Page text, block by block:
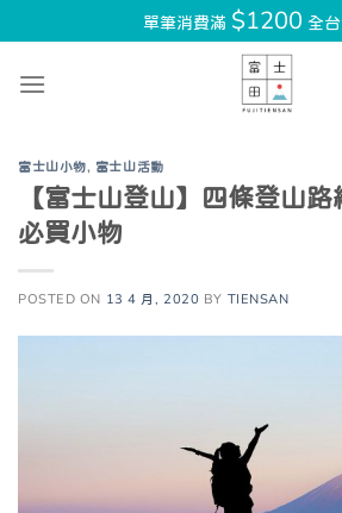
to
content
單筆消費滿 $1200 全
富士山小物, 富士山活動
【富士山登山】四條登山
必買小物
POSTED ON 13 4 月, 2020 BY TIENSAN